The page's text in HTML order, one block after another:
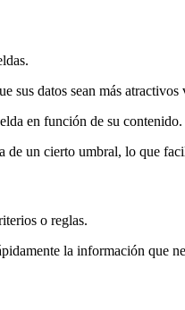
sus datos sean más
en función de su contenido.
un cierto umbral, lo que
o reglas.
la información que